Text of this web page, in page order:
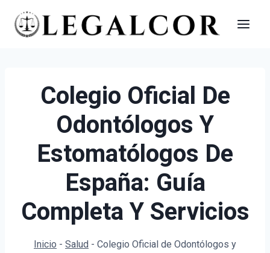
Saltar
Colegio Oficial De
Odontólogos Y
Estomatólogos De
España: Guía
Completa Y Servicios
Inicio - Salud - Colegio Oficial de Odontólogos y